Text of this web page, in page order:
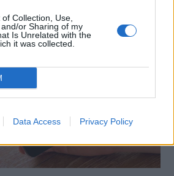
Collection, Use,
or Sharing of my
Is Unrelated with the
it was collected.
Data Access Privacy Policy